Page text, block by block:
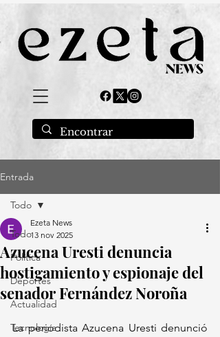
Entrada
Todo
Política
Deportes
Actualidad
Tecnología
Todo
Azucena Uresti denuncia
hostigamiento y espionaje del
senador Fernández Noroña
Ezeta News
13 nov 2025
La periodista Azucena Uresti denunció